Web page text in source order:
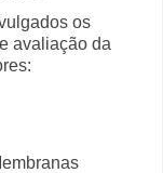
os
avaliação da